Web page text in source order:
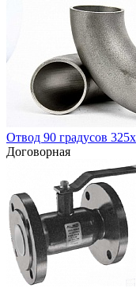
Отвод 90 градусов
Договорная